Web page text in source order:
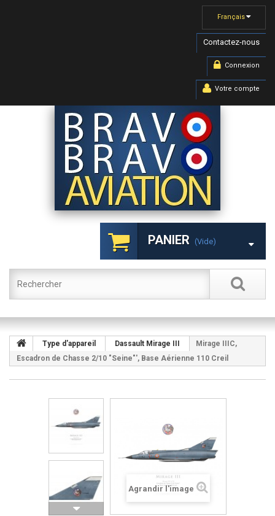
Français
Contactez-nous
Connexion
Votre compte
PANIER (vide)
Type d'appareil Dassault Mirage III
Mirage IIIC,
Escadron de Chasse 2/10 "Seine"', Base Aérienne 110 Creil
Agrandir l'image